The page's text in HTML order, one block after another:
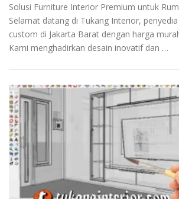
Solusi Furniture Interior Premium untuk
Selamat datang di Tukang Interior,
custom di Jakarta Barat dengan harga
Kami menghadirkan desain inovatif dan …